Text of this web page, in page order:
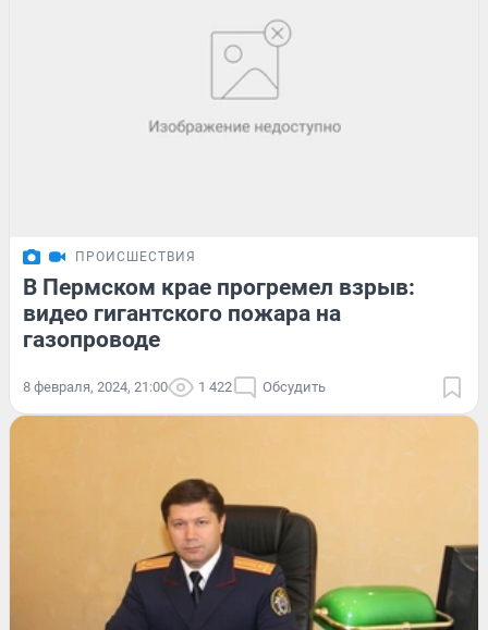
ПРОИСШЕСТВИЯ
В Пермском крае прогремел взрыв:
видео гигантского пожара на
газопроводе
8 февраля, 2024, 21:00 1 422 Обсудить